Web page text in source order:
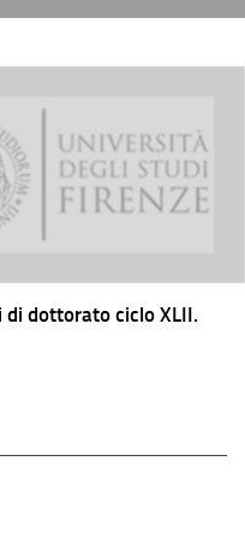
di dottorato ciclo XLII.